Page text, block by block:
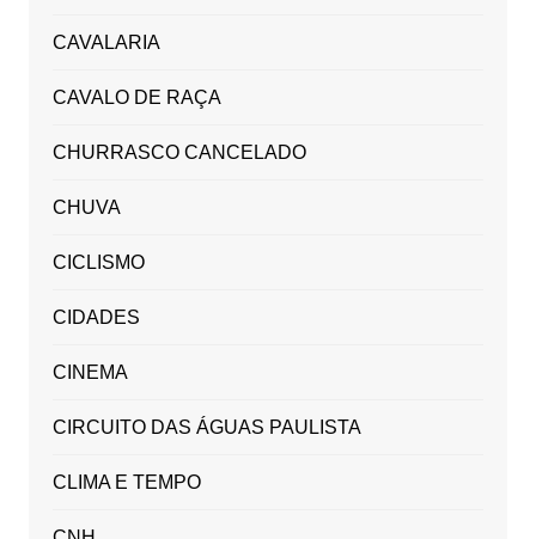
CAVALARIA
CAVALO DE RAÇA
CHURRASCO CANCELADO
CHUVA
CICLISMO
CIDADES
CINEMA
CIRCUITO DAS ÁGUAS PAULISTA
CLIMA E TEMPO